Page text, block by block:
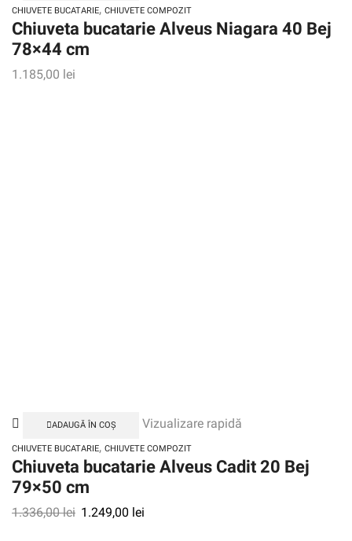
CHIUVETE BUCATARIE, CHIUVETE COMPOZIT
Chiuveta bucatarie Alveus Niagara 40 Bej
78×44 cm
1.185,00 lei
ADAUGĂ ÎN COȘ Vizualizare rapidă
CHIUVETE BUCATARIE, CHIUVETE COMPOZIT
Chiuveta bucatarie Alveus Cadit 20 Bej
79×50 cm
1.336,00lei 1.249,00 lei